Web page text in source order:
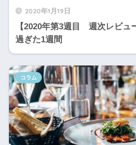
2020年1月19日
【2020年第3週目 週次レビュ
過ぎた1週間
コラム